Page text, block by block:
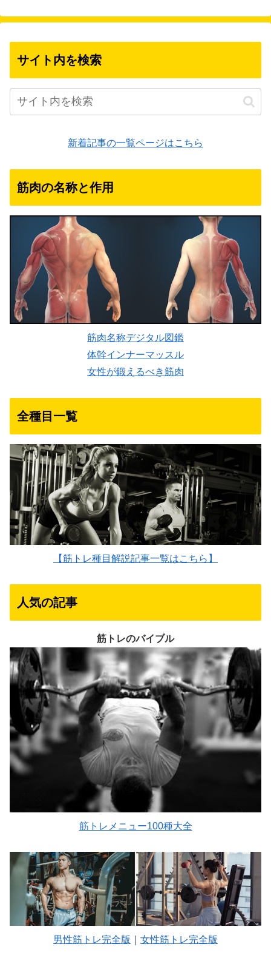
サイト内を検索
新着記事の一覧ページはこちら
筋肉の名称と作用
筋肉名称デジタル図鑑
体幹インナーマッスル
女性が鍛えるべき筋肉
全種目一覧
【筋トレ種目解説記事一覧はこちら】
人気の記事
筋トレのバイブル
筋トレメニュー100種大全
男性筋トレ完全版 女性筋トレ完全版